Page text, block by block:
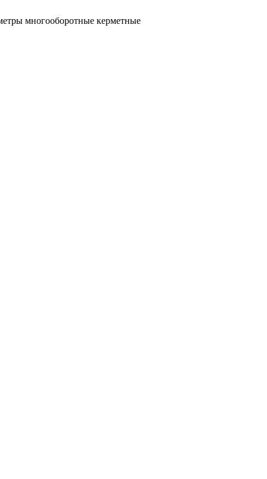
многооборотные керметные